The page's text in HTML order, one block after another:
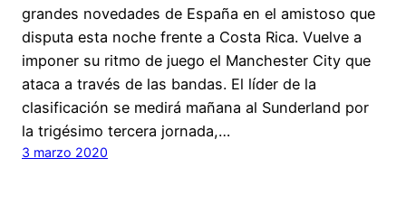
grandes novedades de España en el amistoso que
disputa esta noche frente a Costa Rica. Vuelve a
imponer su ritmo de juego el Manchester City que
ataca a través de las bandas. El líder de la
clasificación se medirá mañana al Sunderland por
la trigésimo tercera jornada,…
3 marzo 2020